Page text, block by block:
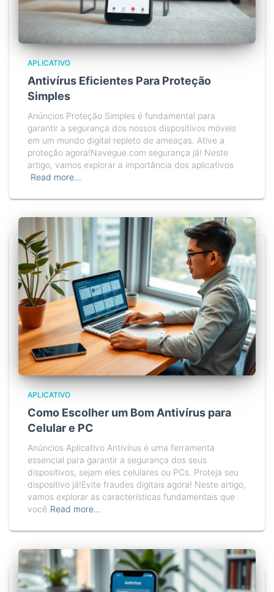
APLICATIVO
Antivírus Eficientes Para Proteção
Simples
Anúncios Proteção Simples é fundamental para
garantir a segurança dos nossos dispositivos móveis
em um mundo digital repleto de ameaças. Ative a
proteção agora!Navegue com segurança já! Neste
artigo, vamos explorar a importância dos aplicativos
Read more…
APLICATIVO
Como Escolher um Bom Antivírus para
Celular e PC
Anúncios Aplicativo Antivírus é uma ferramenta
essencial para garantir a segurança dos seus
dispositivos, sejam eles celulares ou PCs. Proteja seu
dispositivo já!Evite fraudes digitais agora! Neste artigo,
vamos explorar as características fundamentais que
você Read more…